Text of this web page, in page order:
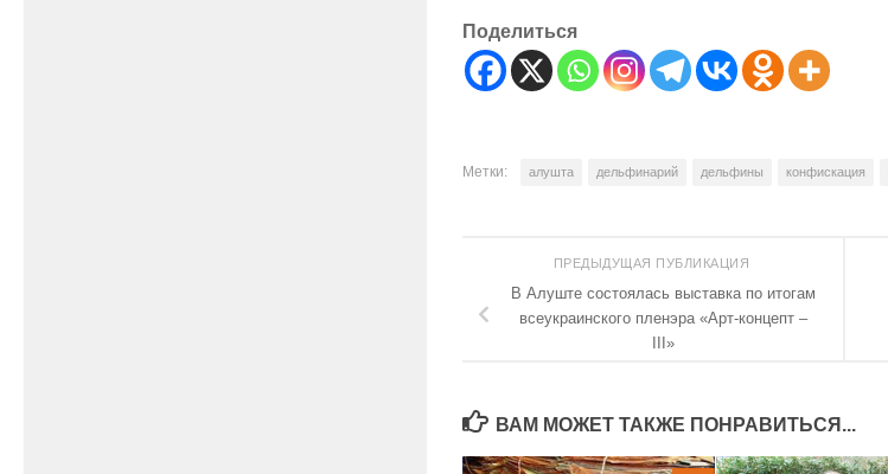
Поделиться
Метки: алушта дельфинарий дельфины конфискация
ПРЕДЫДУЩАЯ ПУБЛИКАЦИЯ
В Алуште состоялась выставка по итогам
всеукраинского пленэра «Арт-концепт –
III»
ВАМ МОЖЕТ ТАКЖЕ ПОНРАВИТЬСЯ...